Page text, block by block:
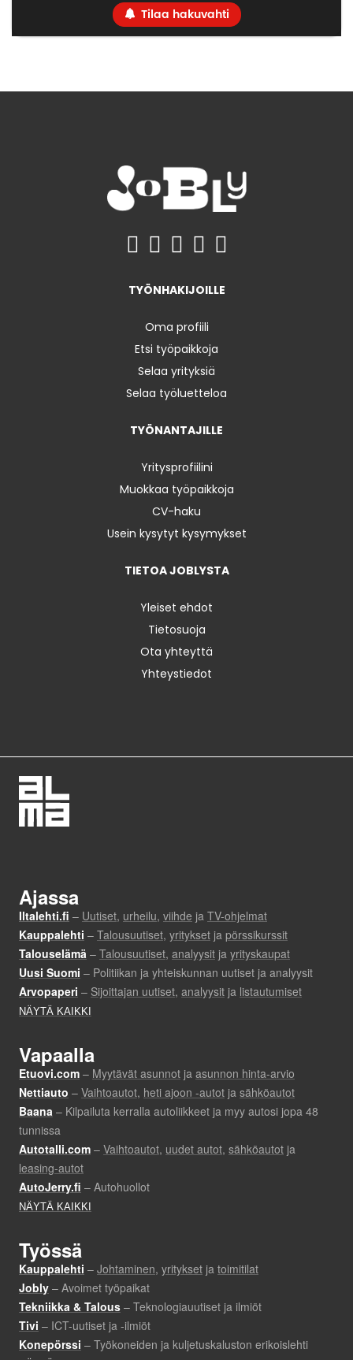
Tilaa hakuvahti
TYÖNHAKIJOILLE
Oma profiili
Etsi työpaikkoja
Selaa yrityksiä
Selaa työluetteloa
TYÖNANTAJILLE
Yritysprofiilini
Muokkaa työpaikkoja
CV-haku
Usein kysytyt kysymykset
TIETOA JOBLYSTA
Yleiset ehdot
Tietosuoja
Ota yhteyttä
Yhteystiedot